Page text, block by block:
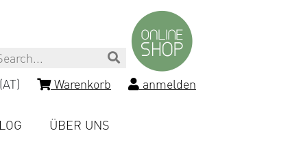
Warenkorb anmelden
ÜBER UNS